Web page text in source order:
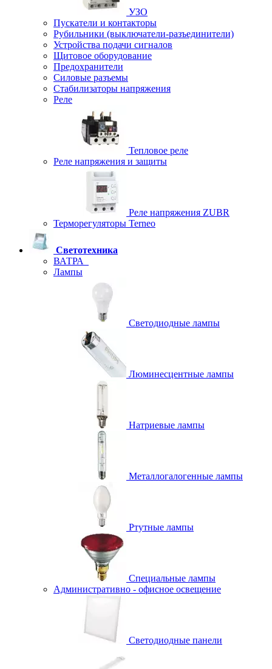
УЗО
Пускатели и контакторы
Рубильники (выключатели-разъединители)
Устройства подачи сигналов
Щитовое оборудование
Предохранители
Силовые разъемы
Стабилизаторы напряжения
Реле
Тепловое реле
Реле напряжения и защиты
Реле напряжения ZUBR
Терморегуляторы Terneo
Светотехника
ВАТРА
Лампы
Светодиодные лампы
Люминесцентные лампы
Натриевые лампы
Металлогалогенные лампы
Ртутные лампы
Специальные лампы
Административно - офисное освещение
Светодиодные панели